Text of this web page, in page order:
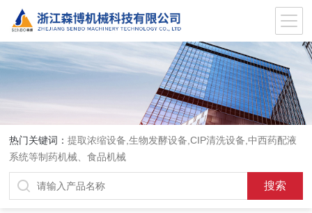
热门关键词：提取浓缩设备,生物发酵设备,CIP清洗设备,中西药配液
系统等制药机械、食品机械